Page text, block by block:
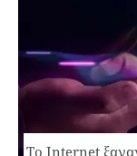
Το Internet